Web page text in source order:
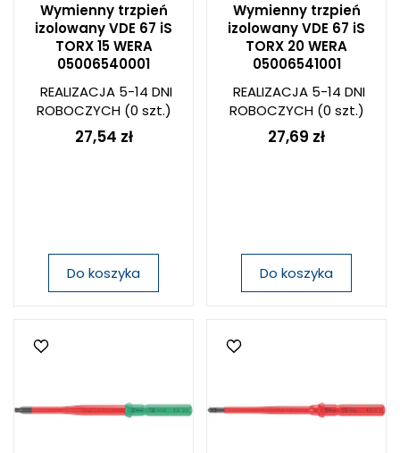
Wymienny trzpień
izolowany VDE 67 iS
TORX 15 WERA
05006540001
REALIZACJA 5-14 DNI
ROBOCZYCH(0 szt.)
27,54 zł
Do koszyka
Wymienny trzpień
izolowany VDE 67 iS
TORX 20 WERA
05006541001
REALIZACJA 5-14 DNI
ROBOCZYCH(0 szt.)
27,69 zł
Do koszyka